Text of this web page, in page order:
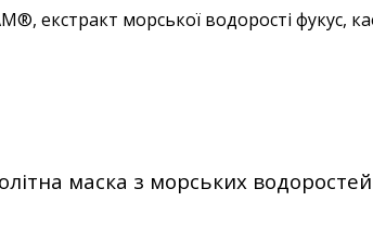
екстракт морської водорості фукус,
маска з морських